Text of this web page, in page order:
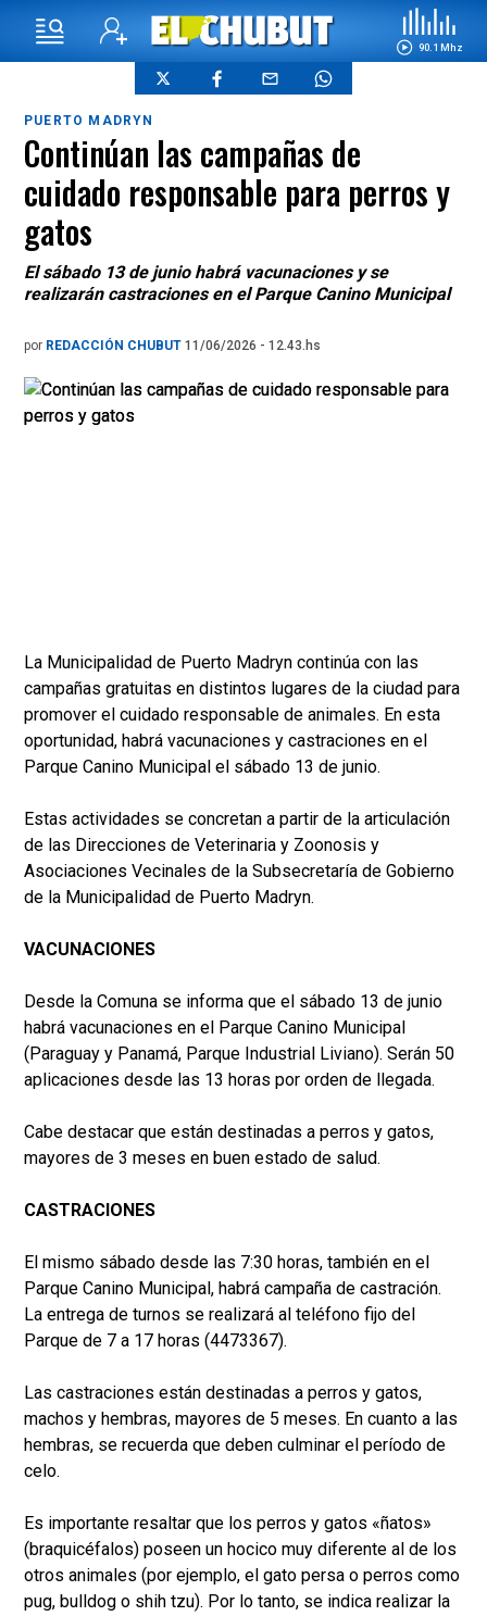
90.1 Mhz
PUERTO MADRYN
Continúan las campañas de
cuidado responsable para perros y
gatos
El sábado 13 de junio habrá vacunaciones y se
realizarán castraciones en el Parque Canino Municipal
por REDACCIÓN CHUBUT 11/06/2026 - 12.43.hs
La Municipalidad de Puerto Madryn continúa con las
campañas gratuitas en distintos lugares de la ciudad para
promover el cuidado responsable de animales. En esta
oportunidad, habrá vacunaciones y castraciones en el
Parque Canino Municipal el sábado 13 de junio.
Estas actividades se concretan a partir de la articulación
de las Direcciones de Veterinaria y Zoonosis y
Asociaciones Vecinales de la Subsecretaría de Gobierno
de la Municipalidad de Puerto Madryn.
VACUNACIONES
Desde la Comuna se informa que el sábado 13 de junio
habrá vacunaciones en el Parque Canino Municipal
(Paraguay y Panamá, Parque Industrial Liviano). Serán 50
aplicaciones desde las 13 horas por orden de llegada.
Cabe destacar que están destinadas a perros y gatos,
mayores de 3 meses en buen estado de salud.
CASTRACIONES
El mismo sábado desde las 7:30 horas, también en el
Parque Canino Municipal, habrá campaña de castración.
La entrega de turnos se realizará al teléfono fijo del
Parque de 7 a 17 horas (4473367).
Las castraciones están destinadas a perros y gatos,
machos y hembras, mayores de 5 meses. En cuanto a las
hembras, se recuerda que deben culminar el período de
celo.
Es importante resaltar que los perros y gatos «ñatos»
(braquicéfalos) poseen un hocico muy diferente al de los
otros animales (por ejemplo, el gato persa o perros como
pug, bulldog o shih tzu). Por lo tanto, se indica realizar la